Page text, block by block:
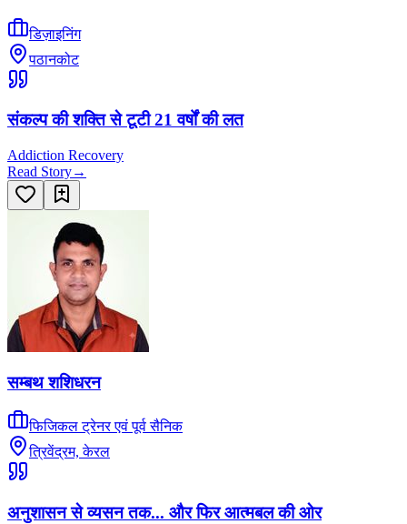
डिज़ाइनिंग
पठानकोट
संकल्प की शक्ति से टूटी 21 वर्षों की लत
Addiction Recovery
Read Story→
सम्बथ शशिधरन
फिजिकल ट्रेनर एवं पूर्व सैनिक
त्रिवेंद्रम, केरल
अनुशासन से व्यसन तक... और फिर आत्मबल की ओर